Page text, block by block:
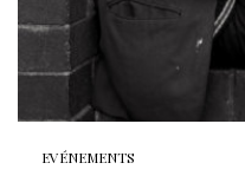
EVÉNEMENTS